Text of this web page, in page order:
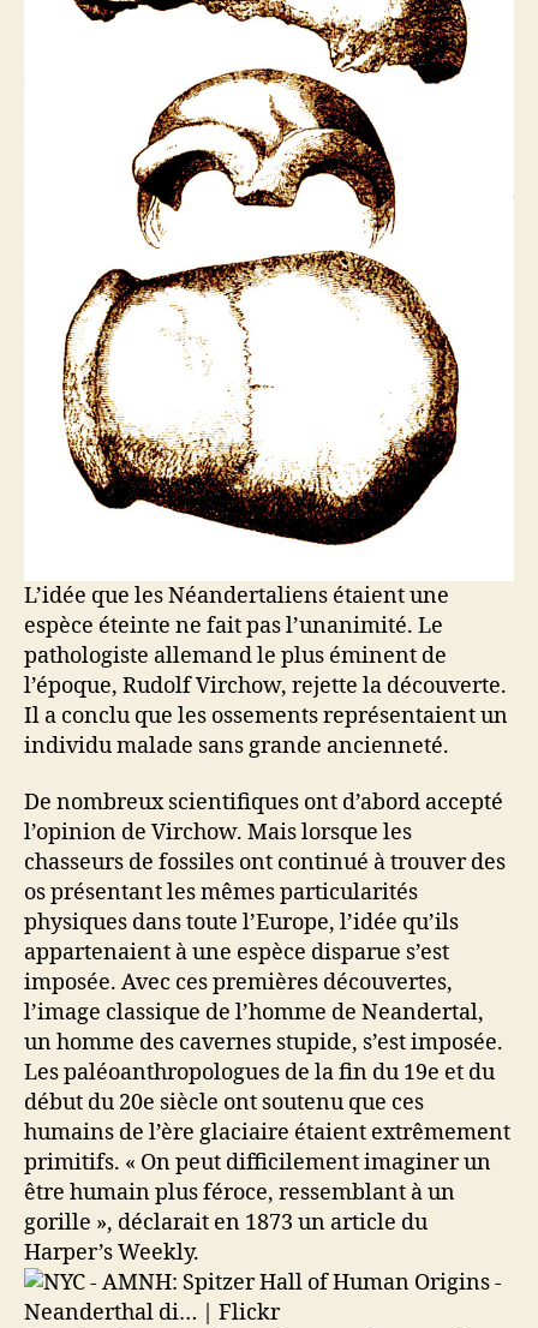
L’idée que les Néandertaliens étaient une
espèce éteinte ne fait pas l’unanimité. Le
pathologiste allemand le plus éminent de
l’époque, Rudolf Virchow, rejette la découverte.
Il a conclu que les ossements représentaient un
individu malade sans grande ancienneté.
De nombreux scientifiques ont d’abord accepté
l’opinion de Virchow. Mais lorsque les
chasseurs de fossiles ont continué à trouver des
os présentant les mêmes particularités
physiques dans toute l’Europe, l’idée qu’ils
appartenaient à une espèce disparue s’est
imposée. Avec ces premières découvertes,
l’image classique de l’homme de Neandertal,
un homme des cavernes stupide, s’est imposée.
Les paléoanthropologues de la fin du 19e et du
début du 20e siècle ont soutenu que ces
humains de l’ère glaciaire étaient extrêmement
primitifs. « On peut difficilement imaginer un
être humain plus féroce, ressemblant à un
gorille », déclarait en 1873 un article du
Harper’s Weekly.